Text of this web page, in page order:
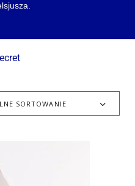
SORTOWANIE